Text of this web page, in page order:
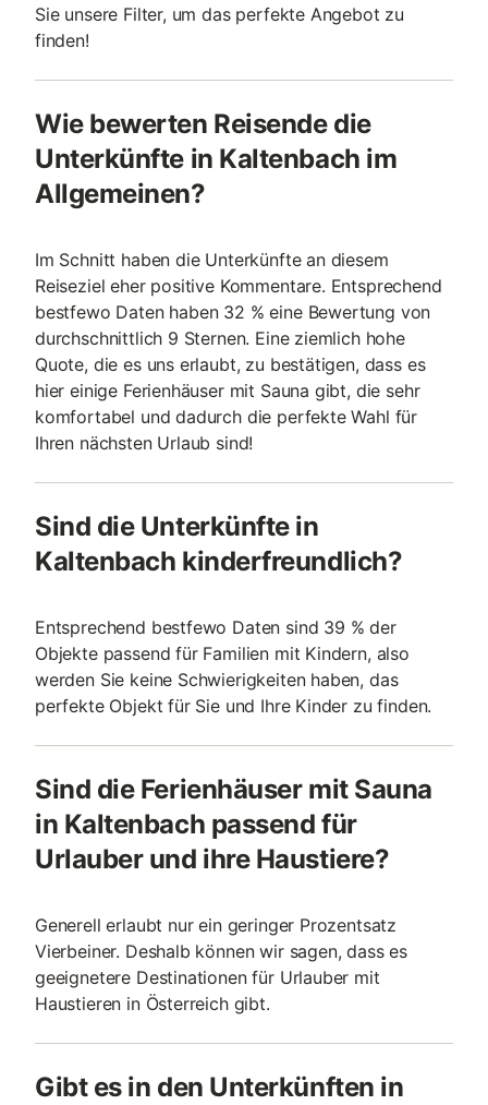
Sie unsere Filter, um das perfekte Angebot zu
finden!
Wie bewerten Reisende die
Unterkünfte in Kaltenbach im
Allgemeinen?
Im Schnitt haben die Unterkünfte an diesem
Reiseziel eher positive Kommentare. Entsprechend
bestfewo Daten haben 32 % eine Bewertung von
durchschnittlich 9 Sternen. Eine ziemlich hohe
Quote, die es uns erlaubt, zu bestätigen, dass es
hier einige Ferienhäuser mit Sauna gibt, die sehr
komfortabel und dadurch die perfekte Wahl für
Ihren nächsten Urlaub sind!
Sind die Unterkünfte in
Kaltenbach kinderfreundlich?
Entsprechend bestfewo Daten sind 39 % der
Objekte passend für Familien mit Kindern, also
werden Sie keine Schwierigkeiten haben, das
perfekte Objekt für Sie und Ihre Kinder zu finden.
Sind die Ferienhäuser mit Sauna
in Kaltenbach passend für
Urlauber und ihre Haustiere?
Generell erlaubt nur ein geringer Prozentsatz
Vierbeiner. Deshalb können wir sagen, dass es
geeignetere Destinationen für Urlauber mit
Haustieren in Österreich gibt.
Gibt es in den Unterkünften in